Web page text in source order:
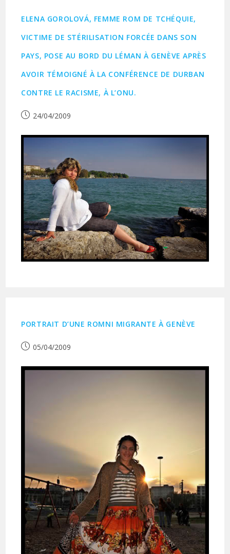
ELENA GOROLOVÁ, FEMME ROM DE TCHÉQUIE,
VICTIME DE STÉRILISATION FORCÉE DANS SON
PAYS, POSE AU BORD DU LÉMAN À GENÈVE APRÈS
AVOIR TÉMOIGNÉ À LA CONFÉRENCE DE DURBAN
CONTRE LE RACISME, À L’ONU.
Publication
24/04/2009
PORTRAIT D’UNE ROMNI MIGRANTE À GENÈVE
Publication
05/04/2009